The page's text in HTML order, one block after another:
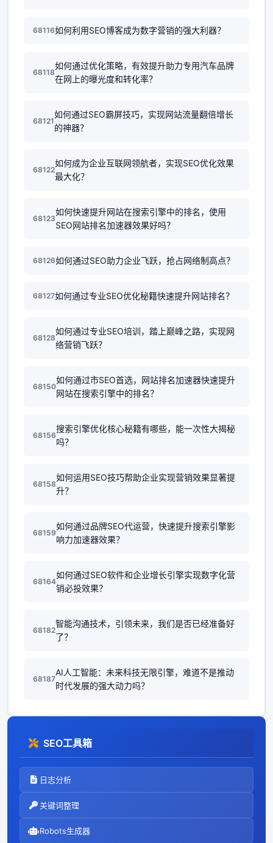
68116如何利用SEO博客成为数字营销的强大利器？
68118
如何通过优化策略，有效提升助力专用汽车品牌
在网上的曝光度和转化率？
68121
如何通过SEO霸屏技巧，实现网站流量翻倍增长
的神器？
68122
如何成为企业互联网领航者，实现SEO优化效果
最大化？
68123
如何快速提升网站在搜索引擎中的排名，使用
SEO网站排名加速器效果好吗？
68126如何通过SEO助力企业飞跃，抢占网络制高点？
68127如何通过专业SEO优化秘籍快速提升网站排名？
68128
如何通过专业SEO培训，踏上巅峰之路，实现网
络营销飞跃？
68150
如何通过市SEO首选，网站排名加速器快速提升
网站在搜索引擎中的排名？
68156
搜索引擎优化核心秘籍有哪些，能一次性大揭秘
吗？
68158
如何运用SEO技巧帮助企业实现营销效果显著提
升？
68159
如何通过品牌SEO代运营，快速提升搜索引擎影
响力加速器效果？
68164
如何通过SEO软件和企业增长引擎实现数字化营
销必投效果？
68182
智能沟通技术，引领未来，我们是否已经准备好
了？
68187
AI人工智能：未来科技无限引擎，难道不是推动
时代发展的强大动力吗？
SEO工具箱
日志分析
关键词整理
Robots生成器